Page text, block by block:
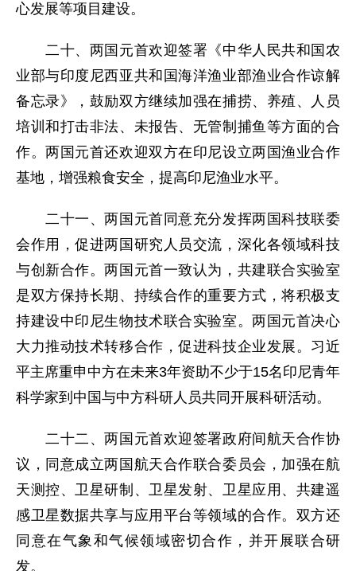
心发展等项目建设。
二十、两国元首欢迎签署《中华人民共和国农
业部与印度尼西亚共和国海洋渔业部渔业合作谅解
备忘录》，鼓励双方继续加强在捕捞、养殖、人员
培训和打击非法、未报告、无管制捕鱼等方面的合
作。两国元首还欢迎双方在印尼设立两国渔业合作
基地，增强粮食安全，提高印尼渔业水平。
二十一、两国元首同意充分发挥两国科技联委
会作用，促进两国研究人员交流，深化各领域科技
与创新合作。两国元首一致认为，共建联合实验室
是双方保持长期、持续合作的重要方式，将积极支
持建设中印尼生物技术联合实验室。两国元首决心
大力推动技术转移合作，促进科技企业发展。习近
平主席重申中方在未来3年资助不少于15名印尼青年
科学家到中国与中方科研人员共同开展科研活动。
二十二、两国元首欢迎签署政府间航天合作协
议，同意成立两国航天合作联合委员会，加强在航
天测控、卫星研制、卫星发射、卫星应用、共建遥
感卫星数据共享与应用平台等领域的合作。双方还
同意在气象和气候领域密切合作，并开展联合研
发。